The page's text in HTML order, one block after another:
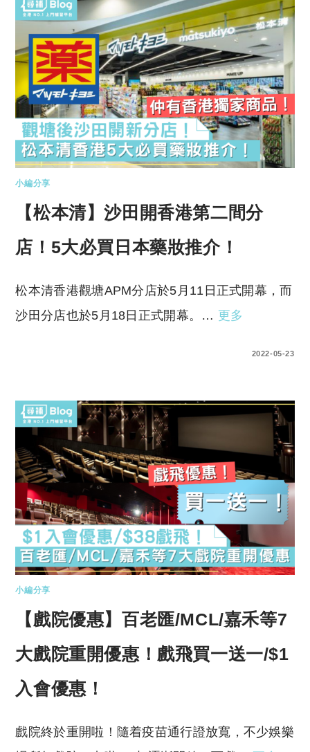
小編分享
【松本清】沙田開香港第二間分
店！5大必買日本藥妝推介！
松本清香港觀塘APM分店於5月11日正式開幕，而
沙田分店也於5月18日正式開幕。… 更多
2022-05-23
小編分享
【戲院優惠】百老匯/MCL/嘉禾等7
大戲院重開優惠！戲飛買一送一/$1
入會優惠！
戲院終於重開啦！隨着疫苗通行證放寬，不少娛樂